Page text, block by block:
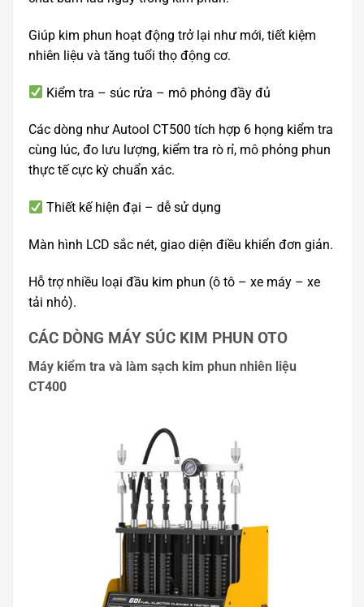
Giúp kim phun hoạt động trở lại như mới, tiết kiệm
nhiên liệu và tăng tuổi thọ động cơ.
Kiểm tra – súc rửa – mô phỏng đầy đủ
Các dòng như Autool CT500 tích hợp 6 họng kiểm tra
cùng lúc, đo lưu lượng, kiểm tra rò rỉ, mô phỏng phun
thực tế cực kỳ chuẩn xác.
Thiết kế hiện đại – dễ sử dụng
Màn hình LCD sắc nét, giao diện điều khiển đơn giản.
Hỗ trợ nhiều loại đầu kim phun (ô tô – xe máy – xe
tải nhỏ).
CÁC DÒNG MÁY SÚC KIM PHUN OTO
Máy kiểm tra và làm sạch kim phun nhiên liệu
CT400